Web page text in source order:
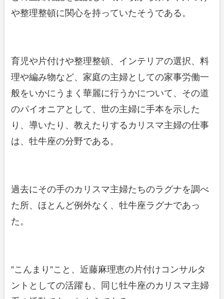
や整理整頓に関心を持っていたそうである。
育児や片付けや整理整頓、インテリアの選択、料
理や編み物など、家庭の主婦としての家事労働一
般をいかにうまく華麗に行うかについて、その道
のパイオニアとして、世の主婦に手本を示した
り、導いたり、教えたりするカリスマ主婦の仕事
は、牡牛座の分野である。
過去にその手のカリスマ主婦たちのラグナを調べ
た所、ほとんど例外なく、牡牛座ラグナであっ
た。
”こんまり”こと、近藤麻理恵の片付けコンサルタ
ントとしての活躍も、同じ牡牛座のカリスマ主婦